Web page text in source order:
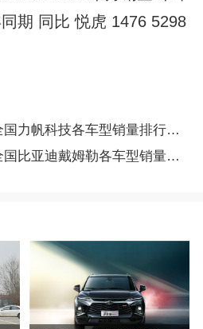
期 同比 悦虎 1476 5298
帆科技各车型销量排行榜完整版
亚迪戴姆勒各车型销量排行榜完整版